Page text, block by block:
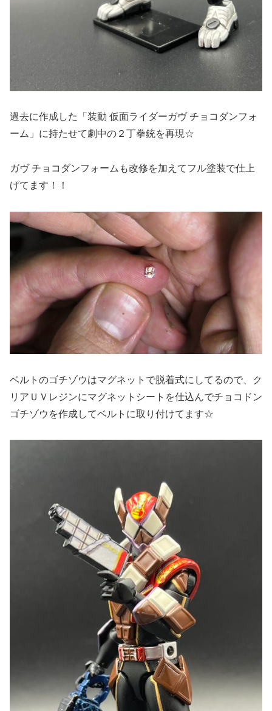
過去に作成した「装動 仮面ライダーガヴ チョコダンフォ
ーム」に持たせて劇中の２丁拳銃を再現☆
ガヴ チョコダンフォームも改修を加えてフル塗装で仕上
げてます！！
ベルトのゴチゾウはマグネットで脱着式にしてるので、ク
リアＵＶレジンにマグネットシートを仕込んでチョコドン
ゴチゾウを作成してベルトに取り付けてます☆